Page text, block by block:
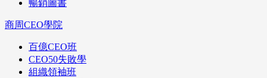
暢銷圖書
商周CEO學院
百億CEO班
CEO50失敗學
組織領袖班